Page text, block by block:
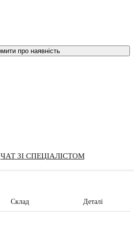
ЧАТ ЗІ СПЕЦІАЛІСТОМ
Склад Деталі